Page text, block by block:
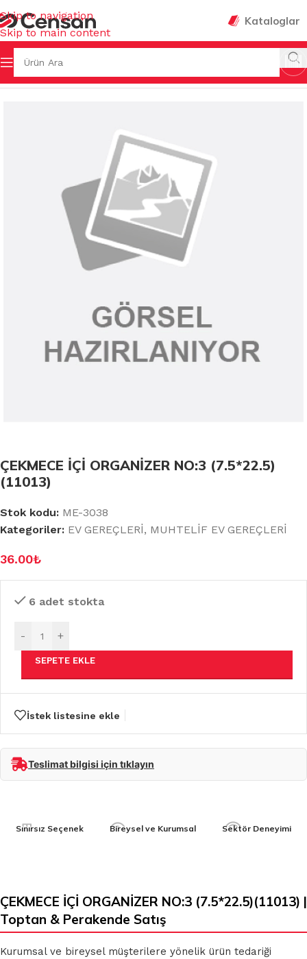
Skip to navigation
Skip to main content
Kataloglar
Ana Sayfa
ÇEKMECE İÇİ ORGANİZER NO:3 (7.5*22.5)
(11013)
Stok kodu: ME-3038
Kategoriler: EV GEREÇLERİ, MUHTELİF EV GEREÇLERİ
36.00₺
6 adet stokta
- +
SEPETE EKLE
İstek listesine ekle
Teslimat bilgisi için tıklayın
Sınırsız Seçenek Bireysel ve Kurumsal Sektör Deneyimi
ÇEKMECE İÇİ ORGANİZER NO:3 (7.5*22.5)(11013) |
Toptan & Perakende Satış
Kurumsal ve bireysel müşterilere yönelik ürün tedariği